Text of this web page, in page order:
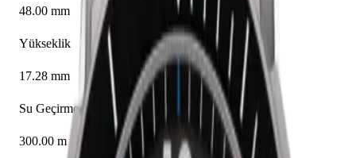
48.00 mm
Yükseklik
17.28 mm
Su Geçirmezlik
300.00 m